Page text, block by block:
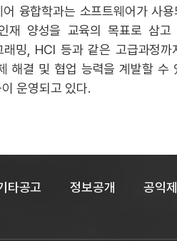
어 융합학과는 소프트웨어가
양성을 교육의 목표로 삼고
밍, HCI 등과 같은 고급과정
해결 및 협업 능력을 계발할 수
운영되고 있다.
타공고 정보공개 공익